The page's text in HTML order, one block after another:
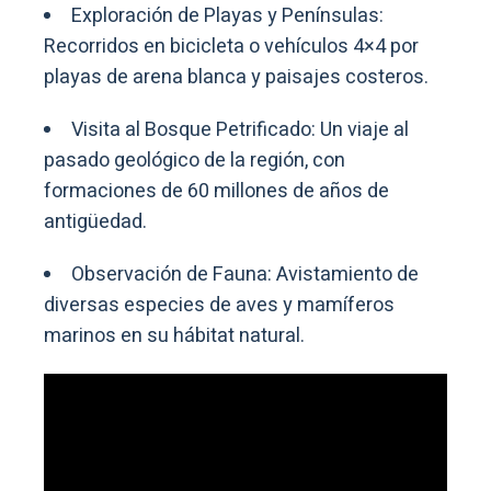
Exploración de Playas y Penínsulas:
Recorridos en bicicleta o vehículos 4×4 por
playas de arena blanca y paisajes costeros.
Visita al Bosque Petrificado: Un viaje al
pasado geológico de la región, con
formaciones de 60 millones de años de
antigüedad.
Observación de Fauna: Avistamiento de
diversas especies de aves y mamíferos
marinos en su hábitat natural.